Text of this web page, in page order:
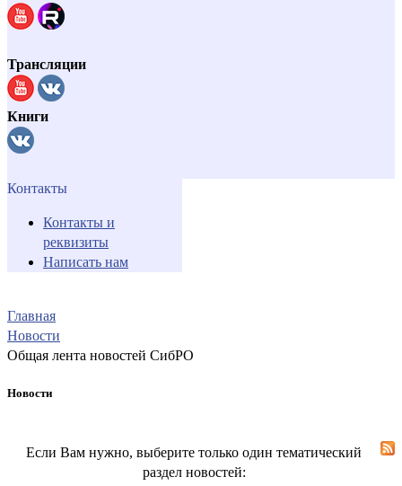
Трансляции
Книги
Контакты
Контакты и
реквизиты
Написать нам
Главная
Новости
Общая лента новостей СибРО
Новости
Если Вам нужно, выберите только один тематический
раздел новостей: